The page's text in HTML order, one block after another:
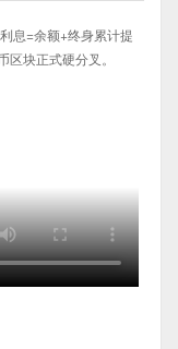
息=余额+终身累计提
块正式硬分叉。